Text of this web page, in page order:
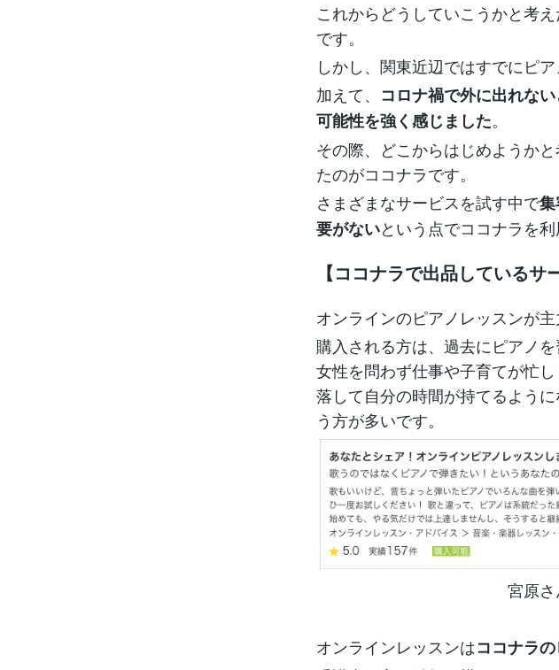
これからどうしていこうかと考
です。
しかし、関東近辺ではすでにピ
加えて、 コロナ禍で外に出れな
可能性を強く感じました。
その際、どこからはじめようか
たのがココナラです。
さまざまなサービスを試す中で
要がないという点でココナラを利
【ココナラで出品しているサ
オンラインのピアノレッスンが主
購入される方は、過去にピアノ
女性を問わず仕事や子育てが忙
落して自分の時間が持てるよう
う方が多いです。
宮原
オンラインレッスンはココナラ